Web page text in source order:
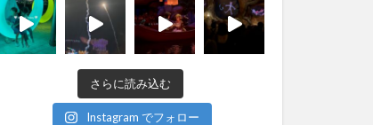
さらに読み込む
Instagram でフォロー